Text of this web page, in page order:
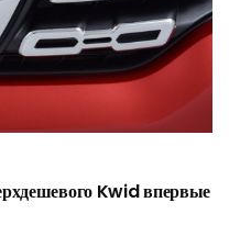
Kwid впервые